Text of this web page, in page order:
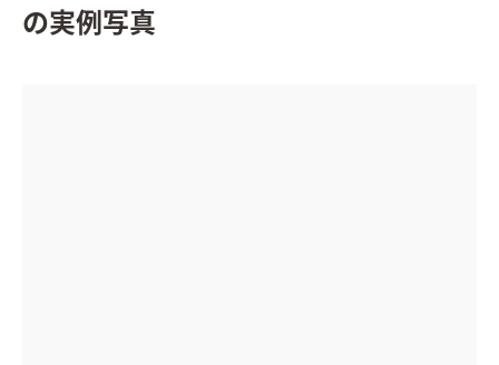
の実例写真